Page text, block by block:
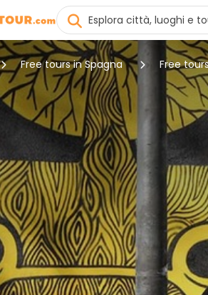
Free tours in Spagna Free